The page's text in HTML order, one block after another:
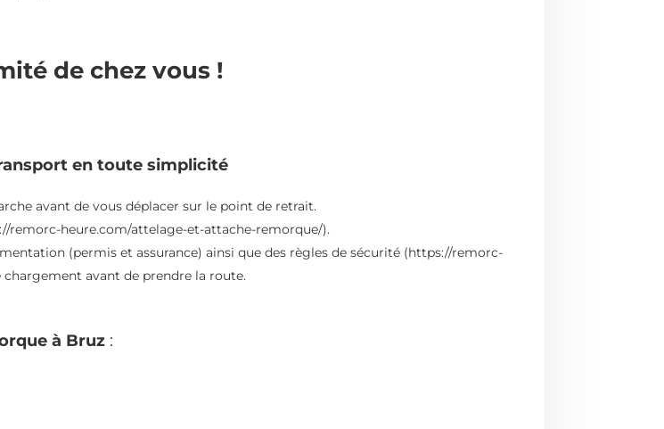
de chez vous !
en toute simplicité
avant de vous déplacer sur le point de retrait.
remorc-heure.com/attelage-et-attache-remorque/).
(permis et assurance) ainsi que des règles de sécurité (https://remorc-
avant de prendre la route.
à Bruz :